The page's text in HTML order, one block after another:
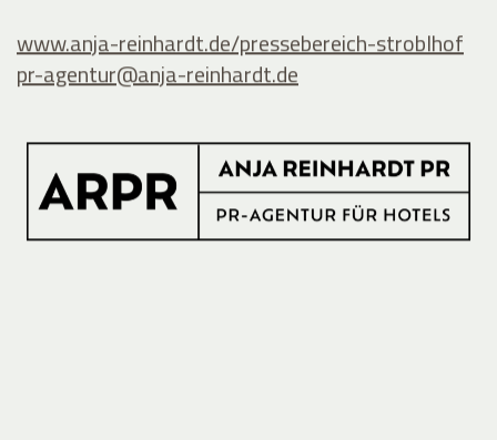
www.anja-reinhardt.de/pressebereich-stroblhof
pr-agentur@anja-reinhardt.de